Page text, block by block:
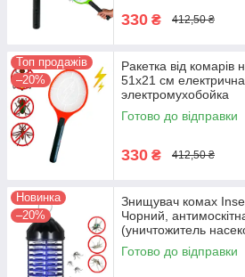
330 ₴ 412,50 ₴
Топ продажів
–20%
Ракетка від
51x21 см електрична
электромухобойка
Готово до відправки
330 ₴ 412,50 ₴
Новинка
–20%
Знищувач комах
Чорний,
(уничтожитель
Готово до відправки